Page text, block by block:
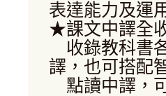
表達能力及運
★課文中譯全
收錄教科書
譯，也可搭配
點讀中譯，